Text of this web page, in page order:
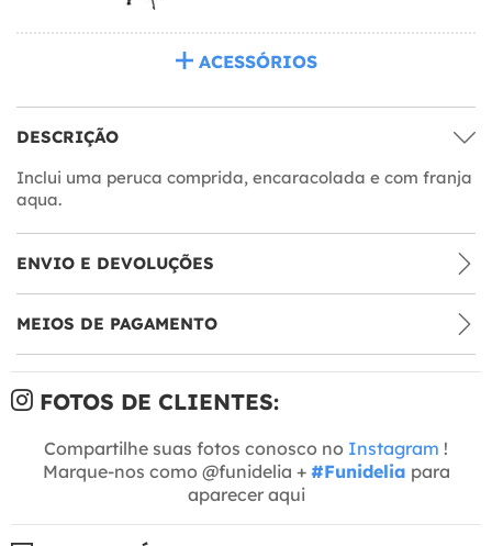
ACESSÓRIOS
DESCRIÇÃO
Inclui uma peruca comprida, encaracolada e com franja
aqua.
ENVIO E DEVOLUÇÕES
MEIOS DE PAGAMENTO
FOTOS DE CLIENTES:
Compartilhe suas fotos conosco no Instagram !
Marque-nos como @funidelia + #Funidelia para
aparecer aqui